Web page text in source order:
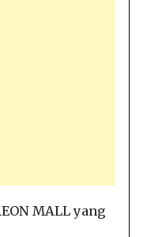
MALL yang